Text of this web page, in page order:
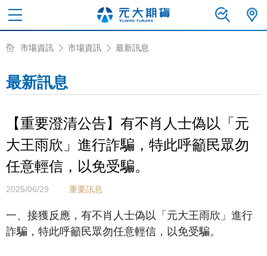
市場資訊 市場資訊 最新訊息
最新訊息
【重要澄清公告】有不肖人士偽以「元
大王雨欣」進行詐騙，特此呼籲民眾勿
任意輕信，以免受騙。
2025/06/29 重要訊息
一、接獲反應，有不肖人士偽以「元大王雨欣」進行
詐騙，特此呼籲民眾勿任意輕信，以免受騙。